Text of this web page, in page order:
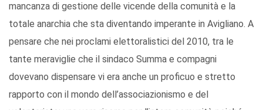
mancanza di gestione delle vicende della comunità e la
totale anarchia che sta diventando imperante in Avigliano. A
pensare che nei proclami elettoralistici del 2010, tra le
tante meraviglie che il sindaco Summa e compagni
dovevano dispensare vi era anche un proficuo e stretto
rapporto con il mondo dell’associazionismo e del